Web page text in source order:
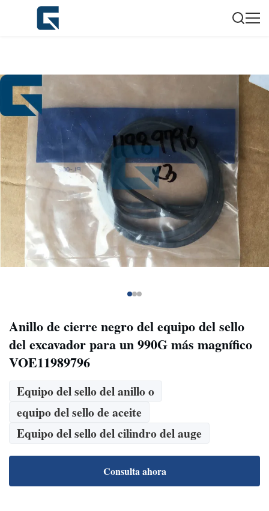
Anillo de cierre negro del equipo del sello
del excavador para un 990G más magnífico
VOE11989796
Equipo del sello del anillo o
equipo del sello de aceite
Equipo del sello del cilindro del auge
Consulta ahora